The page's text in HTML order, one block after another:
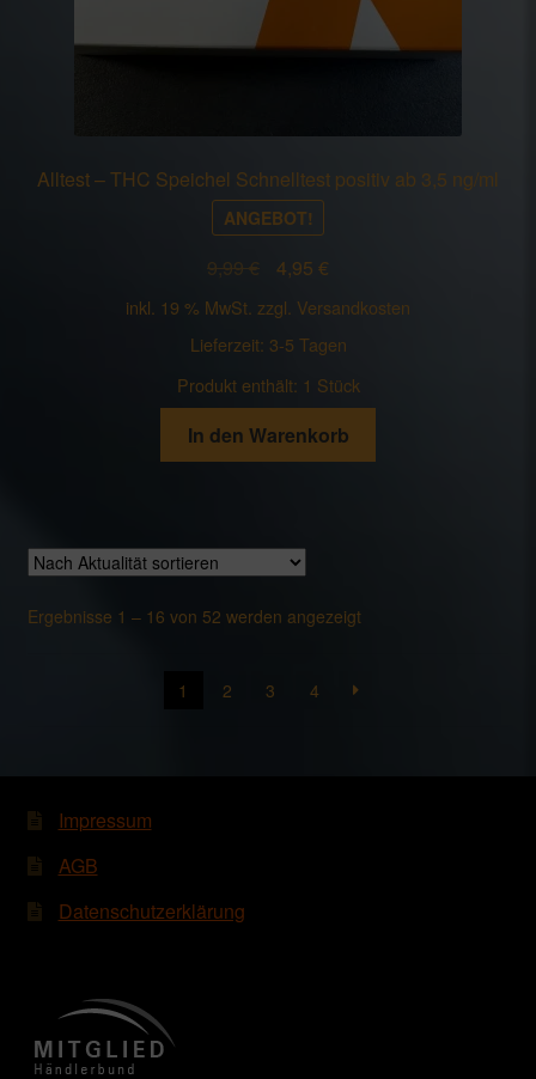
Alltest – THC Speichel Schnelltest positiv ab 3,5 ng/ml
ANGEBOT!
9,99€
Ursprünglicher
Preis
war:
9,99 €
4,95 €Aktueller
Preis
4,95 €.
inkl. 19 % MwSt. zzgl. Versandkosten
Lieferzeit: 3-5 Tagen
Produkt enthält: 1 Stück
In den Warenkorb
Ergebnisse 1 – 16 von 52 werden angezeigtNach
1
2 3 4
Impressum
AGB
Datenschutzerklärung